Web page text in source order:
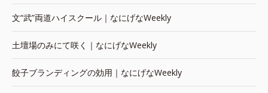
文“武”両道ハイスクール｜なにげなWeekly
土壇場のみにて咲く｜なにげなWeekly
餃子ブランディングの効用｜なにげなWeekly